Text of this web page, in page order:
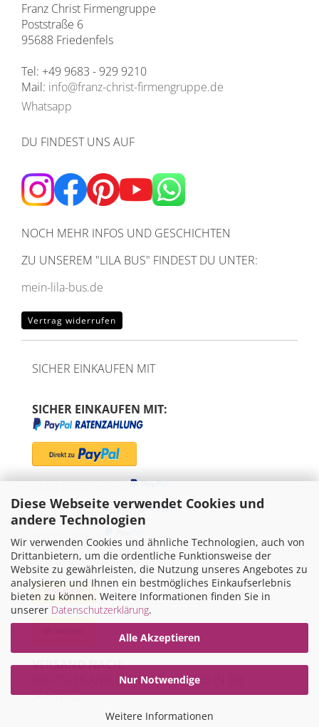
Diese Webseite verwendet Cookies und
andere Technologien
Wir verwenden Cookies und ähnliche Technologien, auch von
Drittanbietern, um die ordentliche Funktionsweise der
Website zu gewährleisten, die Nutzung unseres Angebotes zu
analysieren und Ihnen ein bestmögliches Einkaufserlebnis
bieten zu können. Weitere Informationen finden Sie in
unserer Datenschutzerklärung.
Alle Akzeptieren
Nur Notwendige
Weitere Informationen
Franz Christ Firmengruppe
Poststraße 6
95688 Friedenfels
Tel: +49 9683 - 929 9210
Mail: info@franz-christ-firmengruppe.de
Whatsapp
DU FINDEST UNS AUF
NOCH MEHR INFOS UND GESCHICHTEN
ZU UNSEREM "LILA BUS" FINDEST DU UNTER:
mein-lila-bus.de
Vertrag widerrufen
SICHER EINKAUFEN MIT
SICHER EINKAUFEN MIT:
"Später bezahlen" via
Kreditkarte via
WIR VERSENDEN MIT
VERSAND NACH:
DEUTSCHLAND, ÖSTERREICH UND IN DIE
SCHWEIZ